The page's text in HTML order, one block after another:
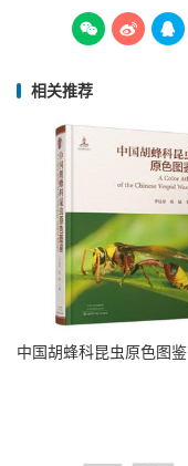
  
相关推荐
中国胡蜂科昆虫原色图鉴